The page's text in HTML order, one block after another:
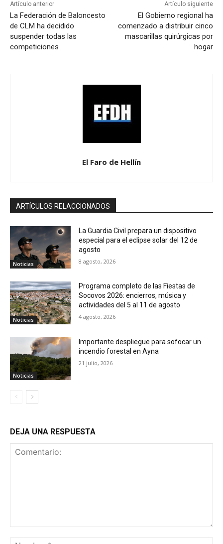
Artículo anterior
La Federación de Baloncesto
de CLM ha decidido
suspender todas las
competiciones
Artículo siguiente
El Gobierno regional ha
comenzado a distribuir cinco
mascarillas quirúrgicas por
hogar
El Faro de Hellín
ARTÍCULOS RELACCIONADOS
Noticias
La Guardia Civil prepara un dispositivo
especial para el eclipse solar del 12 de
agosto
8 agosto, 2026
Noticias
Programa completo de las Fiestas de
Socovos 2026: encierros, música y
actividades del 5 al 11 de agosto
4 agosto, 2026
Noticias
Importante despliegue para sofocar un
incendio forestal en Ayna
21 julio, 2026
DEJA UNA RESPUESTA